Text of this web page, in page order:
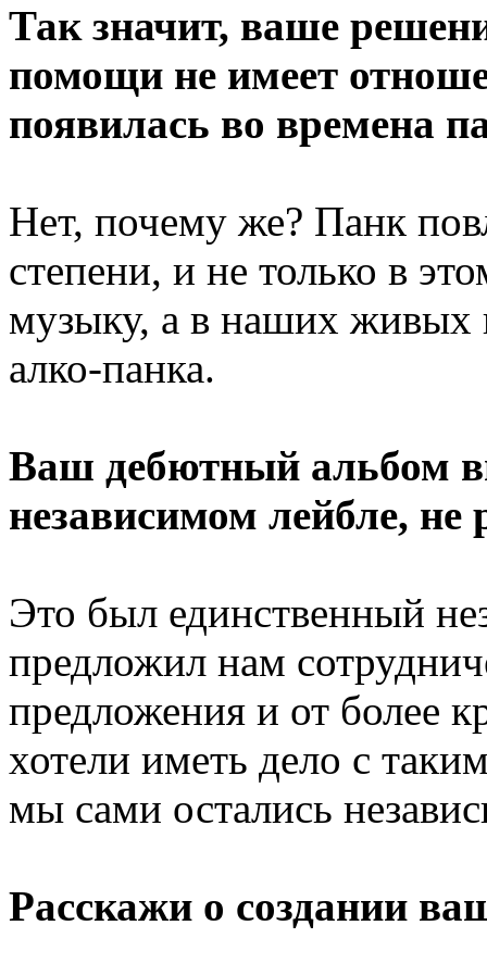
Так значит, ваше
помощи не имеет
появилась во времена
Нет, почему же? Панк
степени, и не только в
музыку, а в наших живых
алко-панка.
Ваш дебютный альбом
независимом лейбле,
Это был единственный
предложил нам
предложения и от более
хотели иметь дело с
мы сами остались
Расскажи о создании